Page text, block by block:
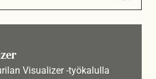
Visualizer -työkalulla